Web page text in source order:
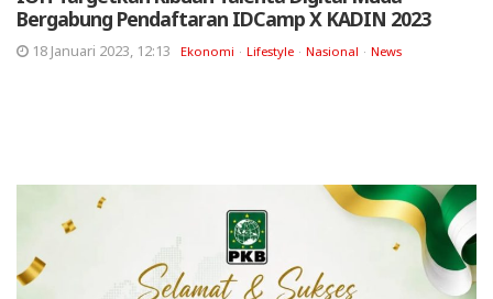
Bergabung Pendaftaran IDCamp X KADIN 2023
18 Januari 2023, 12:13 Ekonomi Lifestyle Nasional News